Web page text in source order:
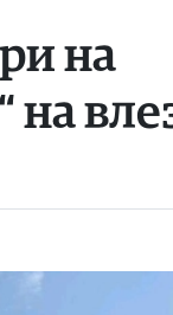
на
на